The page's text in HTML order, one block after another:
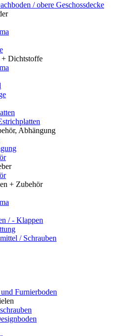
/ obere Geschossdecke
+ Dichtstoffe
Abhängung
+ Zubehör
/ - Klappen
/ Schrauben
Furnierboden